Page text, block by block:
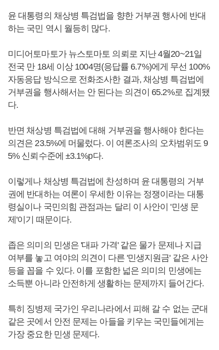
윤 대통령의 채상병 특검법을 향한 거부권 행사에 반대
하는 국민 역시 월등히 많다.
미디어토마토가 뉴스토마토 의뢰로 지난 4월20~21일
전국 만 18세 이상 1004명(응답률 6.7%)에게 무선 100%
자동응답 방식으로 전화조사한 결과, 채상병 특검법에
거부권을 행사해서는 안 된다는 의견이 65.2%로 집계됐
다.
반면 채상병 특검법에 대해 거부권을 행사해야 한다는
의견은 23.5%에 머물렀다. 이 여론조사의 오차범위도 9
5% 신뢰수준에 ±3.1%p다.
이렇게나 채상병 특검법에 찬성하며 윤 대통령의 거부
권에 반대하는 여론이 우세한 이유는 정쟁이라는 대통
령실이나 국민의힘 관점과는 달리 이 사안이 '민생 문
제'이기 때문이다.
좁은 의미의 민생은 '대파 가격' 같은 물가 문제나 지급
여부를 놓고 여야의 의견이 다른 '민생지원금' 같은 사안
등을 꼽을 수 있다. 이를 포함한 넓은 의미의 민생에는
소득뿐 아니라 안전하게 생활하는 문제까지 들어간다.
특히 징병제 국가인 우리나라에서 피해 갈 수 없는 군대
같은 곳에서 안전 문제는 아들을 키우는 국민들에게는
가장 중요한 민생 문제다.